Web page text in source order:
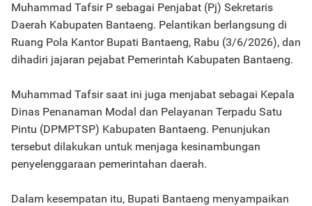
Muhammad Tafsir P sebagai Penjabat (Pj) Sekretaris
Daerah Kabupaten Bantaeng. Pelantikan berlangsung di
Ruang Pola Kantor Bupati Bantaeng, Rabu (3/6/2026), dan
dihadiri jajaran pejabat Pemerintah Kabupaten Bantaeng.
Muhammad Tafsir saat ini juga menjabat sebagai Kepala
Dinas Penanaman Modal dan Pelayanan Terpadu Satu
Pintu (DPMPTSP) Kabupaten Bantaeng. Penunjukan
tersebut dilakukan untuk menjaga kesinambungan
penyelenggaraan pemerintahan daerah.
Dalam kesempatan itu, Bupati Bantaeng menyampaikan